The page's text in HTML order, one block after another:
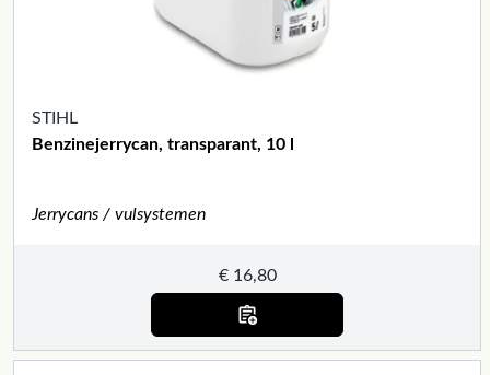
STIHL
Benzinejerrycan, transparant, 10 l
Jerrycans / vulsystemen
€16,80